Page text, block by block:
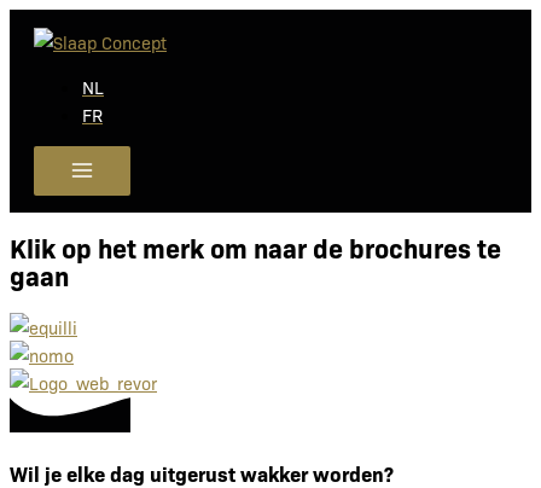
naar
NL
FR
Klik op het merk om naar de brochures te
gaan
Wil je elke dag uitgerust wakker worden?